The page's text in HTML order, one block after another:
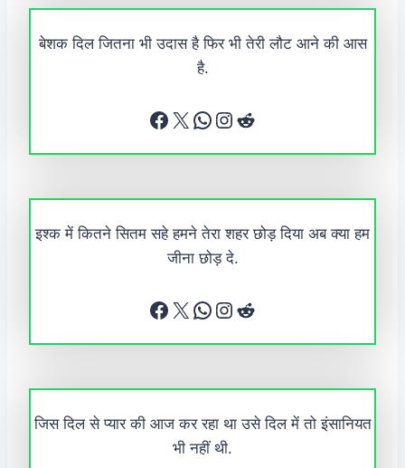
बेशक दिल जितना भी उदास है फिर भी तेरी लौट आने की आस
है.
Facebook X WhatsApp Instagram Reddit
इश्क में कितने सितम सहे हमने तेरा शहर छोड़ दिया अब क्या हम
जीना छोड़ दे.
Facebook X WhatsApp Instagram Reddit
जिस दिल से प्यार की आज कर रहा था उसे दिल में तो इंसानियत
भी नहीं थी.